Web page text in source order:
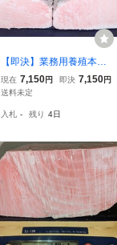
【即決】業務用養殖本鮪
（クロアチア産）腹中/中
トロサク 650g★２サク入
現在 7,150円 即決 7,150円
送料未定
入札 - 残り 4日